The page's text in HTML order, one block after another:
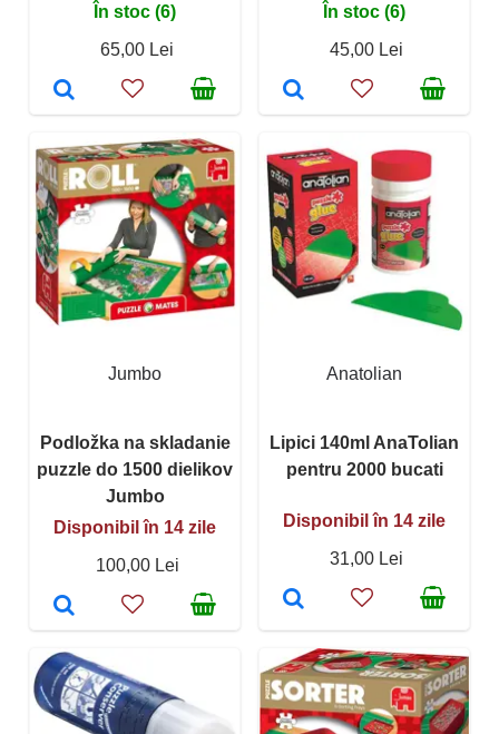
În stoc (6)
65,00 Lei
În stoc (6)
45,00 Lei
Jumbo
Podložka na skladanie
puzzle do 1500 dielikov
Jumbo
Disponibil în 14 zile
100,00 Lei
Anatolian
Lipici 140ml AnaTolian
pentru 2000 bucati
Disponibil în 14 zile
31,00 Lei